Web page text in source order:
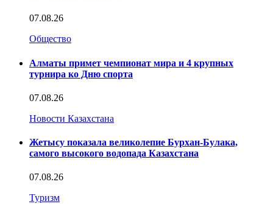
07.08.26
Общество
Алматы примет чемпионат мира и 4 крупных
турнира ко Дню спорта
07.08.26
Новости Казахстана
Жетысу показала великолепие Бурхан-Булака,
самого высокого водопада Казахстана
07.08.26
Туризм